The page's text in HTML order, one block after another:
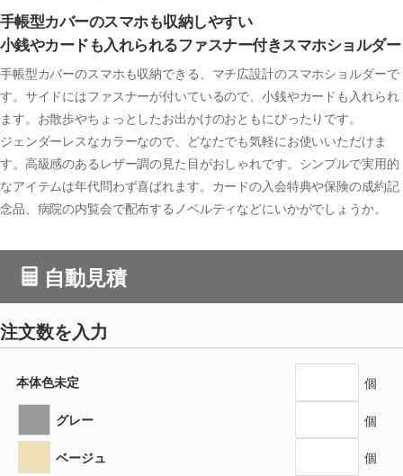
手帳型カバーのスマホも収納しやすい
小銭やカードも入れられるファスナー付きスマホショルダー
手帳型カバーのスマホも収納できる、マチ広設計のスマホショルダーで
す。サイドにはファスナーが付いているので、小銭やカードも入れられ
ます。お散歩やちょっとしたお出かけのおともにぴったりです。
ジェンダーレスなカラーなので、どなたでも気軽にお使いいただけま
す。高級感のあるレザー調の見た目がおしゃれです。シンプルで実用的
なアイテムは年代問わず喜ばれます。カードの入会特典や保険の成約記
念品、病院の内覧会で配布するノベルティなどにいかがでしょうか。
自動見積
注文数を入力
本体色未定 個
グレー 個
ベージュ 個